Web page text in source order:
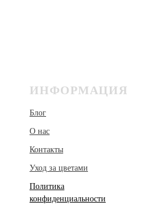
ИНФОРМАЦИЯ
Блог
О нас
Контакты
Уход за цветами
Политика
конфиденциальности